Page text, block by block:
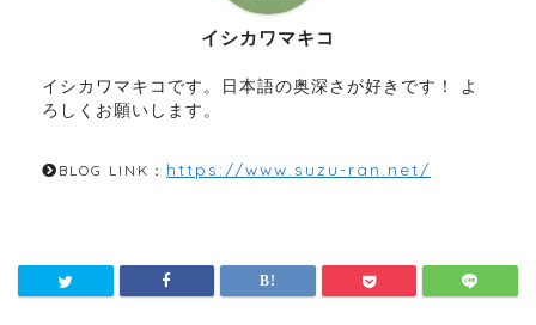
イシカワマキコ
イシカワマキコです。日本語の奥深さが好きです！ よ
ろしくお願いします。
BLOG LINK： https://www.suzu-ran.net/